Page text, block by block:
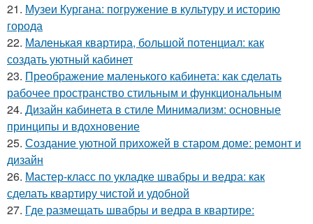
21. Музеи Кургана: погружение в культуру и историю
города
22. Маленькая квартира, большой потенциал: как
создать уютный кабинет
23. Преображение маленького кабинета: как сделать
рабочее пространство стильным и функциональным
24. Дизайн кабинета в стиле Минимализм: основные
принципы и вдохновение
25. Создание уютной прихожей в старом доме: ремонт и
дизайн
26. Мастер-класс по укладке швабры и ведра: как
сделать квартиру чистой и удобной
27. Где размещать швабры и ведра в квартире: